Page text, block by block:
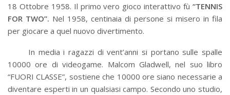
18 Ottobre 1958. Il primo vero gioco interattivo fù “TENNIS
FOR TWO”. Nel 1958, centinaia di persone si misero in fila
per giocare a quel nuovo divertimento.
In media i ragazzi di vent’anni si portano sulle spalle
10000 ore di videogame. Malcom Gladwell, nel suo libro
“FUORI CLASSE”, sostiene che 10000 ore siano necessarie a
diventare esperti in un qualsiasi campo. Secondo uno studio,